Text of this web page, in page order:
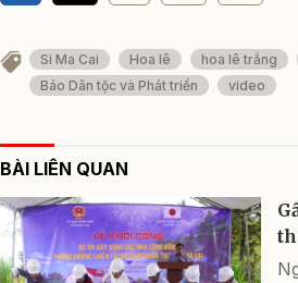
Si Ma Cai Hoa lê hoa lê trắng
Báo Dân tộc và Phát triển
video
BÀI LIÊN QUAN